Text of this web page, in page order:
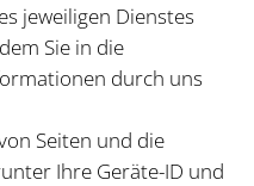
jeweiligen Dienstes
Sie in die
durch uns
Seiten und die
Ihre Geräte-ID und